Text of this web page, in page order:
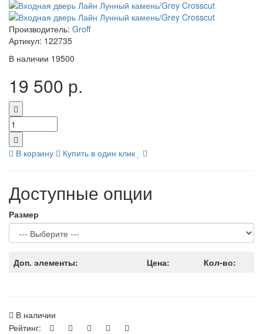
Производитель: Groff
Артикул: 122735
В наличии 19500
19 500 р.
В корзину Купить в один клик
Доступные опции
Размер
Доп. элементы: Цена: Кол-во:
В наличии
Рейтинг: